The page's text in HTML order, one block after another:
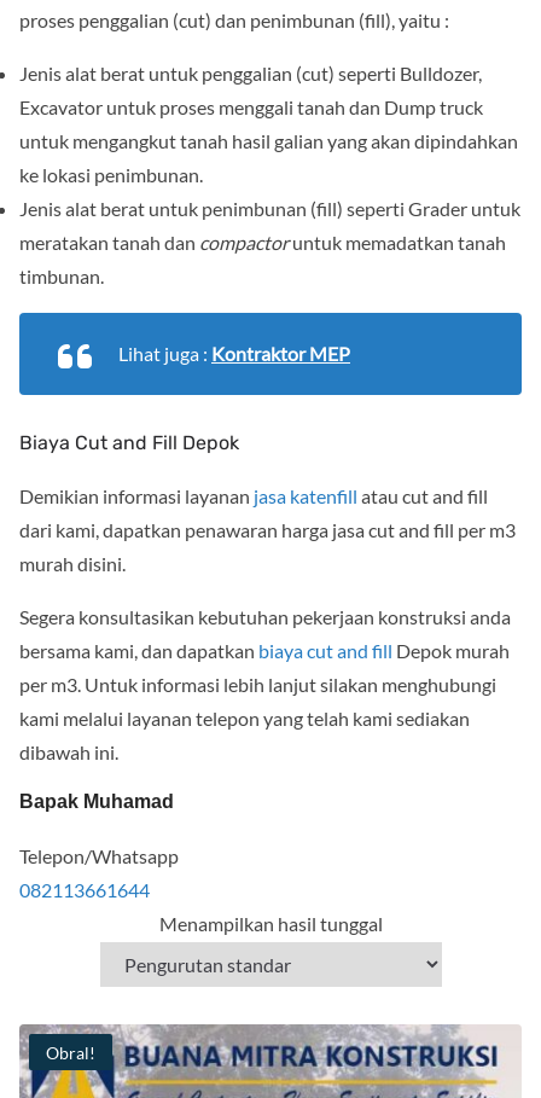
proses penggalian (cut) dan penimbunan (fill), yaitu :
Jenis alat berat untuk penggalian (cut) seperti Bulldozer,
Excavator untuk proses menggali tanah dan Dump truck
untuk mengangkut tanah hasil galian yang akan dipindahkan
ke lokasi penimbunan.
Jenis alat berat untuk penimbunan (fill) seperti Grader untuk
meratakan tanah dan compactoruntuk memadatkan tanah
timbunan.
Lihat juga : Kontraktor MEP
Biaya Cut and Fill Depok
Demikian informasi layanan jasa katenfill atau cut and fill
dari kami, dapatkan penawaran harga jasa cut and fill per m3
murah disini.
Segera konsultasikan kebutuhan pekerjaan konstruksi anda
bersama kami, dan dapatkan biaya cut and fill Depok murah
per m3. Untuk informasi lebih lanjut silakan menghubungi
kami melalui layanan telepon yang telah kami sediakan
dibawah ini.
Bapak Muhamad
Telepon/Whatsapp
082113661644
Menampilkan hasil tunggal
Obral!